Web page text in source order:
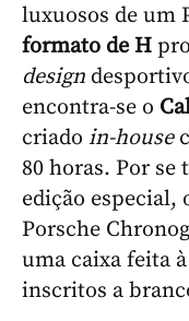
luxuosos de um
formato de H
design
encontra-se o
criado in-house
80 horas. Por
edição especial,
Porsche
uma caixa feita
inscritos a